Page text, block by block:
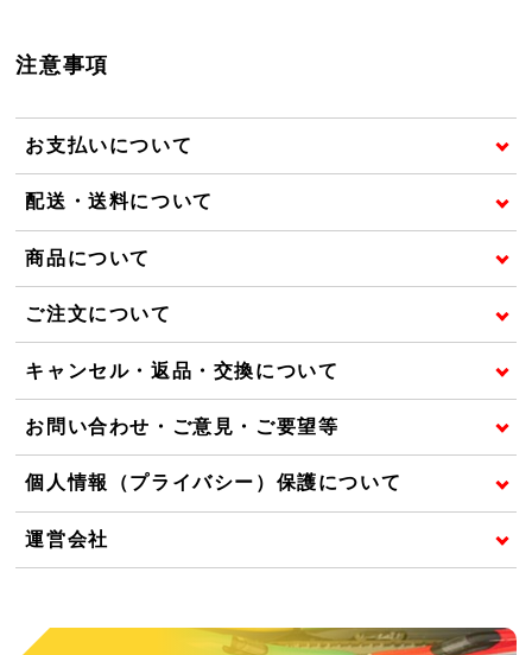
注意事項
お支払いについて
配送・送料について
商品について
ご注文について
キャンセル・返品・交換について
お問い合わせ・ご意見・ご要望等
個人情報（プライバシー）保護について
運営会社